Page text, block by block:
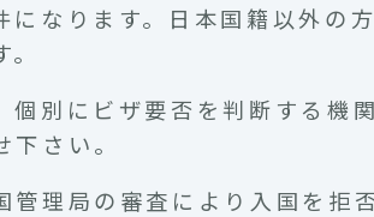
なります。日本国籍以外の
別にビザ要否を判断する機
さい。
理局の審査により入国を拒